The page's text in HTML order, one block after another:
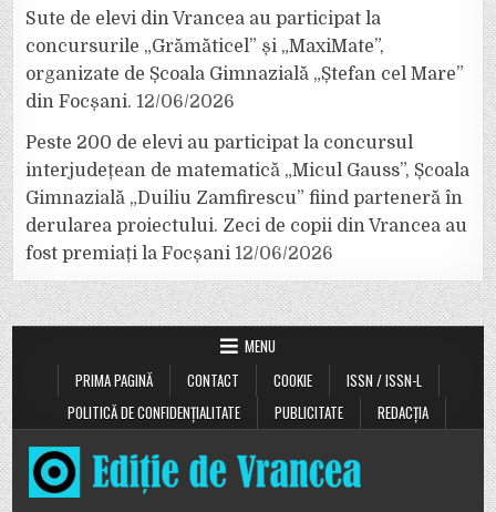
Sute de elevi din Vrancea au participat la
concursurile „Grămăticel” și „MaxiMate”,
organizate de Școala Gimnazială „Ștefan cel Mare”
din Focșani. 12/06/2026
Peste 200 de elevi au participat la concursul
interjudețean de matematică „Micul Gauss”, Școala
Gimnazială „Duiliu Zamfirescu” fiind parteneră în
derularea proiectului. Zeci de copii din Vrancea au
fost premiați la Focșani 12/06/2026
MENU
PRIMA PAGINĂ
CONTACT COOKIE
ISSN / ISSN-L
POLITICĂ DE CONFIDENȚIALITATE
PUBLICITATE REDACȚIA